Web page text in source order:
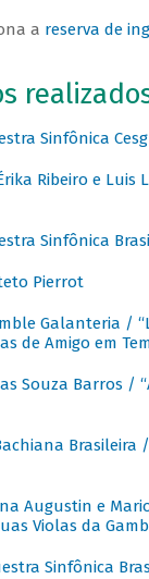
a reserva de
Sinfônica
Ribeiro e Luis
Sinfônica
Pierrot
Galanteria /
de Amigo em
Souza Barros /
Brasileira
Augustin e
Violas da
Sinfônica